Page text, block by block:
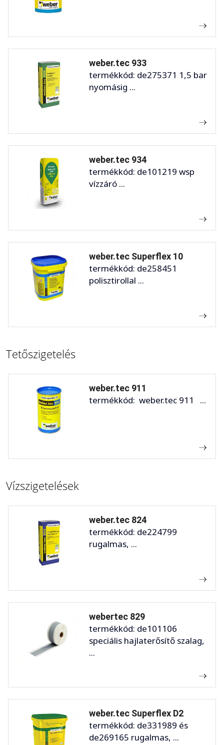
weber.tec 933
termékkód: de275371 1,5 bar
nyomásig ...
weber.tec 934
termékkód: de101219 wsp
vízzáró ...
weber.tec Superflex 10
termékkód: de258451
polisztirollal ...
Tetőszigetelés
weber.tec 911
termékkód: weber.tec 911 ...
Vízszigetelések
weber.tec 824
termékkód: de224799
rugalmas, ...
webertec 829
termékkód: de101106
speciális hajlaterősítő szalag,
...
weber.tec Superflex D2
termékkód: de331989 és
de269165 rugalmas, ...